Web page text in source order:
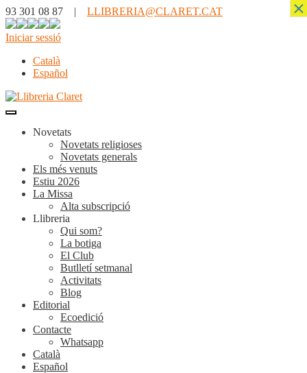
93 301 08 87 | LLIBRERIA@CLARET.CAT
Iniciar sessió
Català
Español
Novetats
Novetats religioses
Novetats generals
Els més venuts
Estiu 2026
La Missa
Alta subscripció
Llibreria
Qui som?
La botiga
El Club
Butlletí setmanal
Activitats
Blog
Editorial
Ecoedició
Contacte
Whatsapp
Català
Español
×